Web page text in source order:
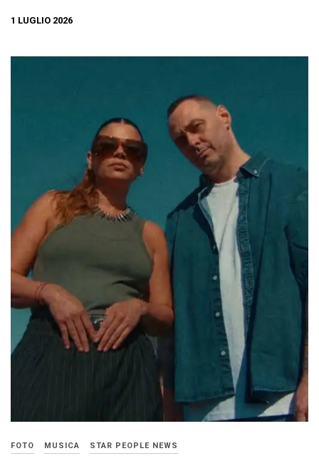
1 LUGLIO 2026
FOTO MUSICA STAR PEOPLE NEWS